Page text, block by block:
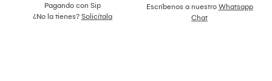
Pagando con Sip
¿No la tienes? Solicítala
Escríbenos a nuestro Whatsapp
Chat